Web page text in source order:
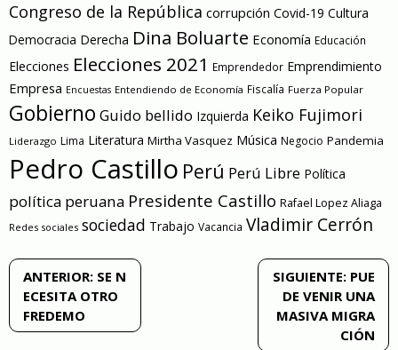
Congreso de la República corrupción Covid-19 Cultura
Democracia Derecha Dina Boluarte Economía Educación
Elecciones Elecciones 2021 Emprendedor Emprendimiento
Empresa Encuestas Entendiendo de Economía Fiscalía Fuerza Popular
Gobierno Guido bellido Izquierda Keiko Fujimori
Liderazgo Lima Literatura Mirtha Vasquez Música Negocio Pandemia
Pedro Castillo Perú Perú Libre Política
política peruana Presidente Castillo Rafael Lopez Aliaga
Redes sociales sociedad Trabajo Vacancia Vladimir Cerrón
Navegación
de
entradas
ANTERIOR: SE N
ECESITA OTRO
FREDEMO
SIGUIENTE: PUE
DE VENIR UNA
MASIVA MIGRA
CIÓN